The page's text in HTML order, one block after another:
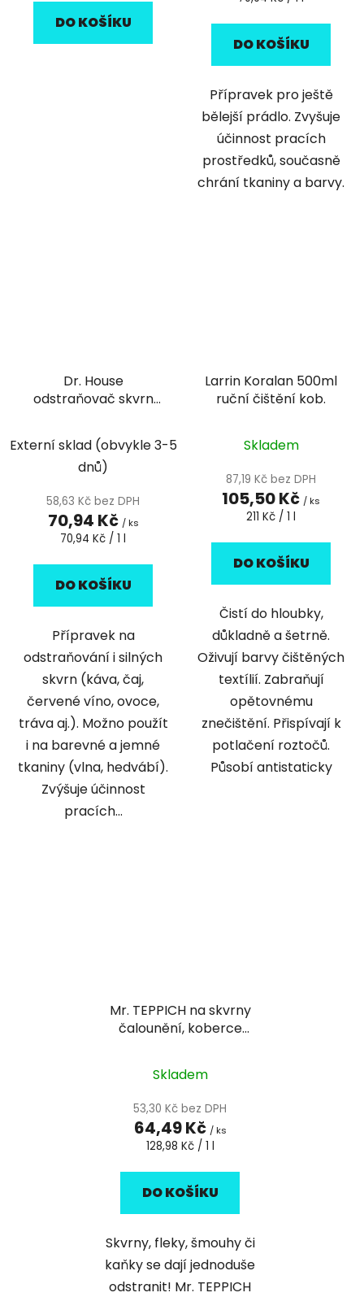
DO KOŠÍKU
DO KOŠÍKU
Přípravek pro ještě
bělejší prádlo. Zvyšuje
účinnost pracích
prostředků, současně
chrání tkaniny a barvy.
Dr. House
odstraňovač skvrn
Externí sklad (obvykle 3-5
dnů)
58,63 Kč bez DPH
70,94 Kč / ks
Měrná
70,94 Kč / 1 l
DO KOŠÍKU
Přípravek na
odstraňování i silných
skvrn (káva, čaj,
červené víno, ovoce,
tráva aj.). Možno použít
i na barevné a jemné
tkaniny (vlna, hedvábí).
Zvýšuje účinnost
pracích...
Larrin Koralan 500ml
ruční čištění kob.
Skladem
87,19 Kč bez DPH
105,50 Kč / ks
Měrná
211 Kč / 1 l
DO KOŠÍKU
Čistí do hloubky,
důkladně a šetrně.
Oživují barvy čištěných
textílií. Zabraňují
opětovnému
znečištění. Přispívají k
potlačení roztočů.
Působí antistaticky
Mr. TEPPICH na skvrny
čalounění, koberce
Skladem
53,30 Kč bez DPH
64,49 Kč / ks
Měrná
128,98 Kč / 1 l
DO KOŠÍKU
Skvrny, fleky, šmouhy či
kaňky se dají jednoduše
odstranit! Mr. TEPPICH